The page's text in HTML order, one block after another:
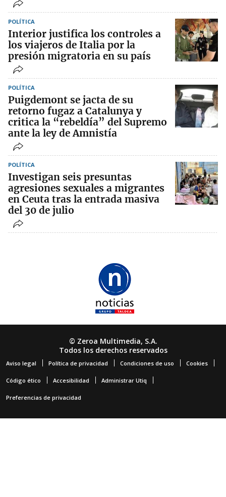
POLÍTICA
Interior justifica los controles a
los viajeros de Italia por la
presión migratoria en su país
POLÍTICA
Puigdemont se jacta de su
retorno fugaz a Catalunya y
critica la “rebeldía” del Supremo
ante la ley de Amnistía
POLÍTICA
Investigan seis presuntas
agresiones sexuales a migrantes
en Ceuta tras la entrada masiva
del 30 de julio
© Zeroa Multimedia, S.A.
Todos los derechos reservados
Aviso legal Política de privacidad Condiciones de uso Cookies
Código ético Accesibilidad Administrar Utiq
Preferencias de privacidad